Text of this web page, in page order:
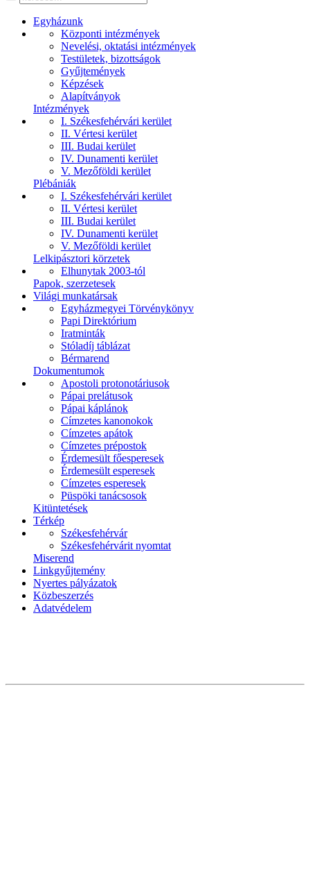
Egyházunk
Központi intézmények
Nevelési, oktatási intézmények
Testületek, bizottságok
Gyűjtemények
Képzések
Alapítványok
Intézmények
I. Székesfehérvári kerület
II. Vértesi kerület
III. Budai kerület
IV. Dunamenti kerület
V. Mezőföldi kerület
Plébániák
I. Székesfehérvári kerület
II. Vértesi kerület
III. Budai kerület
IV. Dunamenti kerület
V. Mezőföldi kerület
Lelkipásztori körzetek
Elhunytak 2003-tól
Papok, szerzetesek
Világi munkatársak
Egyházmegyei Törvénykönyv
Papi Direktórium
Iratminták
Stóladíj táblázat
Bérmarend
Dokumentumok
Apostoli protonotáriusok
Pápai prelátusok
Pápai káplánok
Címzetes kanonokok
Címzetes apátok
Címzetes prépostok
Érdemesült főesperesek
Érdemesült esperesek
Címzetes esperesek
Püspöki tanácsosok
Kitüntetések
Térkép
Székesfehérvár
Székesfehérvárit nyomtat
Miserend
Linkgyűjtemény
Nyertes pályázatok
Közbeszerzés
Adatvédelem